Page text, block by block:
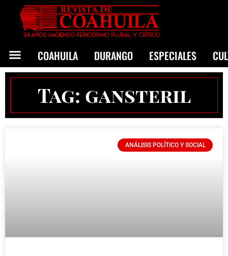
COAHUILA DURANGO ESPECIALES
Tag: gansteril
ANÁLISIS POLÍTICO Y SOCIAL